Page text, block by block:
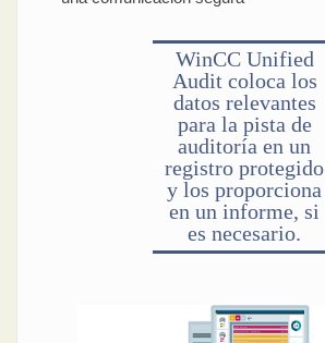
WinCC Unified
Audit coloca los
datos relevantes
para la pista de
auditoría en un
registro protegido
y los proporciona
en un informe, si
es necesario.